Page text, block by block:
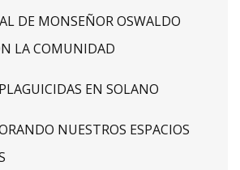
DE MONSEÑOR OSWALDO
LA COMUNIDAD
EN SOLANO
NUESTROS ESPACIOS